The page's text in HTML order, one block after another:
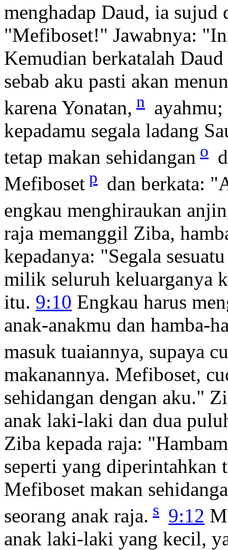
menghadap Daud, ia sujud
"Mefiboset!" Jawabnya:
Kemudian berkatalah
sebab aku pasti akan
karena Yonatan, n
kepadamu segala ladang
tetap makan sehidangan o
Mefiboset p dan berkata:
engkau menghiraukan
raja memanggil Ziba,
kepadanya: "Segala
milik seluruh keluarganya
itu. 9:10 Engkau harus
anak-anakmu dan hamba-
masuk tuaiannya, supaya
makanannya. Mefiboset,
sehidangan dengan aku."
anak laki-laki dan dua
Ziba kepada raja:
seperti yang diperintahkan
Mefiboset makan
seorang anak raja. s 9:12
anak laki-laki yang kecil,